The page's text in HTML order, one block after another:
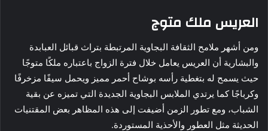
العريس ملك متوج
ومن أشهر ملامح الثقافة البجاوية المرتبطة بتراث قبائل العبابدة
والبشارية أن العريس يعامل خلال فترة الزواج باعتباره ملكًا متوجًا
حيث يسمح له بتغطية رأسه بوشاح أحمر مميز ويحمل سيفًا مزخرفًا
وكرباجًا كما يرتدي الملابس البجاوية الجديدة التي تميزه عن بقية
الشباب، ومع تطور الزمن أضيفت إلى هذه المظاهر بعض المقتنيات
الحديثة مثل العطور والأحذية المستوردة.